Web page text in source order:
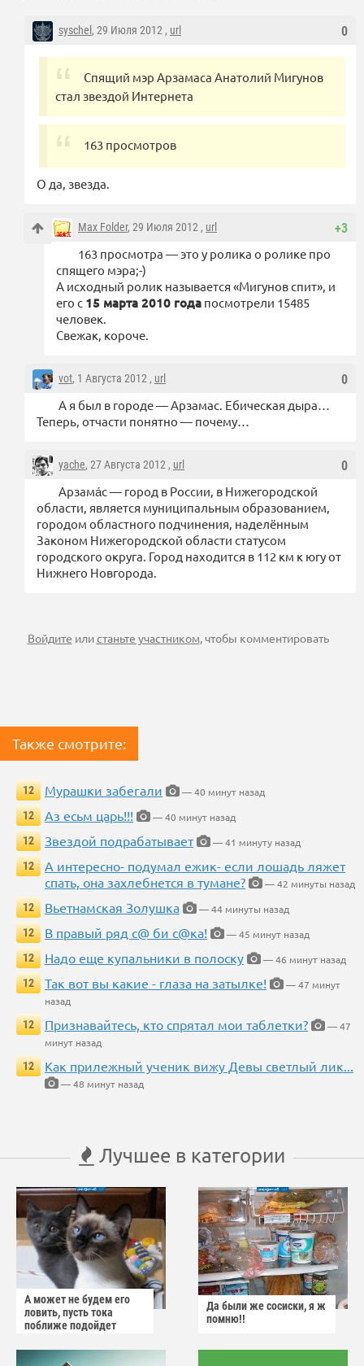
0
syschel , 29 Июля 2012 , url
Спящий мэр Арзамаса Анатолий Мигунов
стал звездой Интернета
163 просмотров
О да, звезда.
+3
Max Folder, 29 Июля 2012 , url
163 просмотра — это у ролика о ролике про
спящего мэра;-)
А исходный ролик называется «Мигунов спит», и
его с 15 марта 2010 года посмотрели 15485
человек.
Свежак, короче.
0
vot, 1 Августа 2012 , url
А я был в городе — Арзамас. Ебическая дыра…
Теперь, отчасти понятно — почему…
0
yache, 27 Августа 2012 , url
Арзама́с — город в России, в Нижегородской
области, является муниципальным образованием,
городом областного подчинения, наделённым
Законом Нижегородской области статусом
городского округа. Город находится в 112 км к югу от
Нижнего Новгорода.
Войдите илистаньте участником, чтобы комментировать
Также смотрите:
12 Мурашки забегали
— 40 минут назад
12
Аз есьм царь!!!
— 40 минут назад
12
Звездой подрабатывает
— 41 минуту назад
12
А интересно- подумал ежик- если лошадь ляжет
спать, она захлебнется в тумане?
— 42 минуты назад
12
Вьетнамская Золушка
— 44 минуты назад
12
В правый ряд с@ би с@ка!
— 45 минут назад
12
Надо еще купальники в полоску
— 46 минут назад
12
Так вот вы какие - глаза на затылке!
— 47 минут
назад
12
Признавайтесь, кто спрятал мои таблетки?
— 47
минут назад
12
Как прилежный ученик вижу Девы светлый лик...
— 48 минут назад
Лучшее в категории
А может не будем его
ловить, пусть тока
поближе подойдет
Да были же сосиски, я ж
помню!!